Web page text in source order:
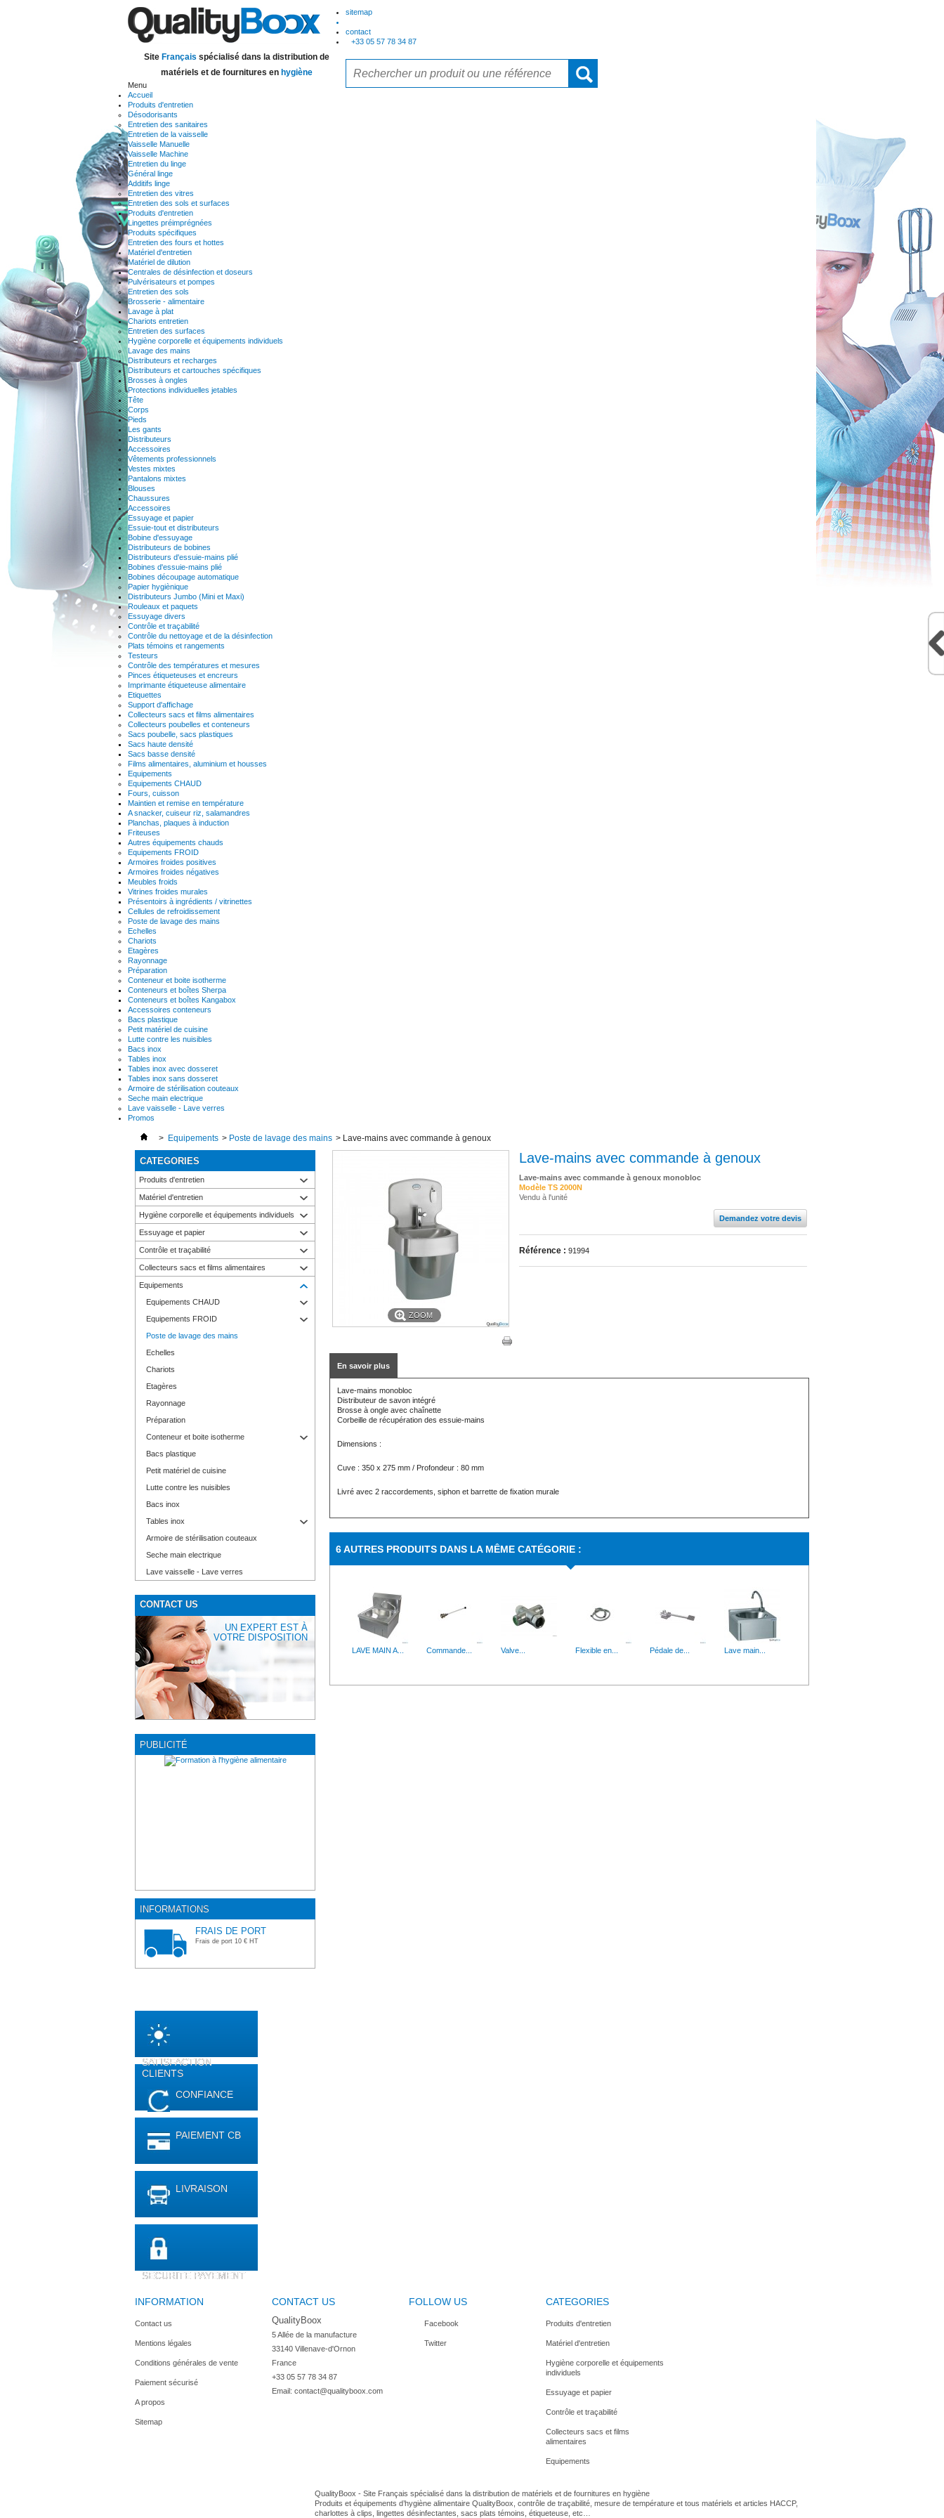
Site Français spécialisé dans la distribution de
matériels et de fournitures en hygiène
sitemap
contact
+33 05 57 78 34 87
Menu
Accueil
Produits d'entretien
Désodorisants
Entretien des sanitaires
Entretien de la vaisselle
Vaisselle Manuelle
Vaisselle Machine
Entretien du linge
Général linge
Additifs linge
Entretien des vitres
Entretien des sols et surfaces
Produits d'entretien
Lingettes préimprégnées
Produits spécifiques
Entretien des fours et hottes
Matériel d'entretien
Matériel de dilution
Centrales de désinfection et doseurs
Pulvérisateurs et pompes
Entretien des sols
Brosserie - alimentaire
Lavage à plat
Chariots entretien
Entretien des surfaces
Hygiène corporelle et équipements individuels
Lavage des mains
Distributeurs et recharges
Distributeurs et cartouches spécifiques
Brosses à ongles
Protections individuelles jetables
Tête
Corps
Pieds
Les gants
Distributeurs
Accessoires
Vêtements professionnels
Vestes mixtes
Pantalons mixtes
Blouses
Chaussures
Accessoires
Essuyage et papier
Essuie-tout et distributeurs
Bobine d'essuyage
Distributeurs de bobines
Distributeurs d'essuie-mains plié
Bobines d'essuie-mains plié
Bobines découpage automatique
Papier hygiènique
Distributeurs Jumbo (Mini et Maxi)
Rouleaux et paquets
Essuyage divers
Contrôle et traçabilité
Contrôle du nettoyage et de la désinfection
Plats témoins et rangements
Testeurs
Contrôle des températures et mesures
Pinces étiqueteuses et encreurs
Imprimante étiqueteuse alimentaire
Etiquettes
Support d'affichage
Collecteurs sacs et films alimentaires
Collecteurs poubelles et conteneurs
Sacs poubelle, sacs plastiques
Sacs haute densité
Sacs basse densité
Films alimentaires, aluminium et housses
Equipements
Equipements CHAUD
Fours, cuisson
Maintien et remise en température
A snacker, cuiseur riz, salamandres
Planchas, plaques à induction
Friteuses
Autres équipements chauds
Equipements FROID
Armoires froides positives
Armoires froides négatives
Meubles froids
Vitrines froides murales
Présentoirs à ingrédients / vitrinettes
Cellules de refroidissement
Poste de lavage des mains
Echelles
Chariots
Etagères
Rayonnage
Préparation
Conteneur et boite isotherme
Conteneurs et boîtes Sherpa
Conteneurs et boîtes Kangabox
Accessoires conteneurs
Bacs plastique
Petit matériel de cuisine
Lutte contre les nuisibles
Bacs inox
Tables inox
Tables inox avec dosseret
Tables inox sans dosseret
Armoire de stérilisation couteaux
Seche main electrique
Lave vaisselle - Lave verres
Promos
> Equipements > Poste de lavage des mains > Lave-mains avec commande à genoux
CATEGORIES
Produits d'entretien
Matériel d'entretien
Hygiène corporelle et équipements individuels
Essuyage et papier
Contrôle et traçabilité
Collecteurs sacs et films alimentaires
Equipements
Equipements CHAUD
Equipements FROID
Poste de lavage des mains
Echelles
Chariots
Etagères
Rayonnage
Préparation
Conteneur et boite isotherme
Bacs plastique
Petit matériel de cuisine
Lutte contre les nuisibles
Bacs inox
Tables inox
Armoire de stérilisation couteaux
Seche main electrique
Lave vaisselle - Lave verres
CONTACT US
UN EXPERT EST À
VOTRE DISPOSITION
PUBLICITÉ
INFORMATIONS
FRAIS DE PORT
Frais de port 10 € HT
ZOOM
Lave-mains avec commande à genoux
Lave-mains avec commande à genoux monobloc
Modèle TS 2000N
Vendu à l'unité
Demandez votre devis
Référence : 91994
En savoir plus
Lave-mains monobloc
Distributeur de savon intégré
Brosse à ongle avec chaînette
Corbeille de récupération des essuie-mains
Dimensions :
Cuve : 350 x 275 mm / Profondeur : 80 mm
Livré avec 2 raccordements, siphon et barrette de fixation murale
6 AUTRES PRODUITS DANS LA MÊME CATÉGORIE :
LAVE MAIN A... Commande... Valve... Flexible en... Pédale de... Lave main...
SATISFACTION
CLIENTS
CONFIANCE
PAIEMENT CB
LIVRAISON
SECURITE PAYEMENT
INFORMATION
Contact us
Mentions légales
Conditions générales de vente
Paiement sécurisé
A propos
Sitemap
CONTACT US
QualityBoox
5 Allée de la manufacture
33140 Villenave-d'Ornon
France
+33 05 57 78 34 87
Email: contact@qualityboox.com
FOLLOW US
Facebook
Twitter
CATEGORIES
Produits d'entretien
Matériel d'entretien
Hygiène corporelle et équipements
individuels
Essuyage et papier
Contrôle et traçabilité
Collecteurs sacs et films
alimentaires
Equipements
QualityBoox - Site Français spécialisé dans la distribution de matériels et de fournitures en hygiène
Produits et équipements d’hygiène alimentaire QualityBoox, contrôle de traçabilité, mesure de température et tous matériels et articles HACCP,
charlottes à clips, lingettes désinfectantes, sacs plats témoins, étiqueteuse, etc…